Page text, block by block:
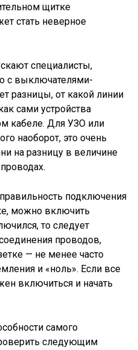
щитке
стать неверное
специалисты,
с выключателями-
разницы, от какой линии
сами устройства
кабеле. Для УЗО или
наоборот, это очень
на разницу в величине
подключения
можно включить
то следует
проводов,
— не менее часто
и «ноль». Если все
включиться и начать
самого
следующим